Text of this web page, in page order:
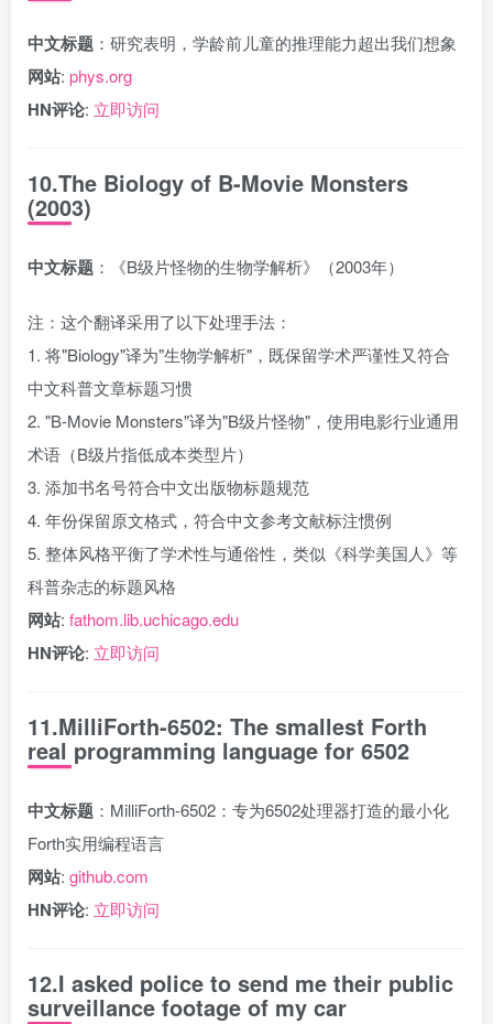
中文标题 ：研究表明，学龄前儿童的推理能力超出我们想象
网站: phys.org
HN评论: 立即访问
10.The Biology of B-Movie Monsters
(2003)
中文标题 ：《B级片怪物的生物学解析》（2003年）
注：这个翻译采用了以下处理手法：
1. 将"Biology"译为"生物学解析"，既保留学术严谨性又符合
中文科普文章标题习惯
2. "B-Movie Monsters"译为"B级片怪物"，使用电影行业通用
术语（B级片指低成本类型片）
3. 添加书名号符合中文出版物标题规范
4. 年份保留原文格式，符合中文参考文献标注惯例
5. 整体风格平衡了学术性与通俗性，类似《科学美国人》等
科普杂志的标题风格
网站: fathom.lib.uchicago.edu
HN评论: 立即访问
11.MilliForth-6502: The smallest Forth
real programming language for 6502
中文标题 ：MilliForth-6502：专为6502处理器打造的最小化
Forth实用编程语言
网站: github.com
HN评论: 立即访问
12.I asked police to send me their public
surveillance footage of my car